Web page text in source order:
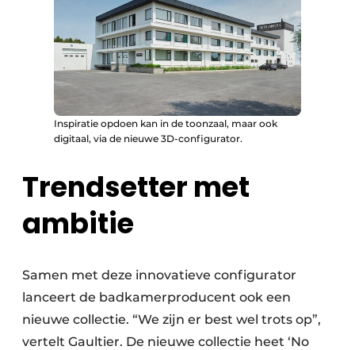
Inspiratie opdoen kan in de toonzaal, maar ook
digitaal, via de nieuwe 3D-configurator.
Trendsetter met
ambitie
Samen met deze innovatieve configurator
lanceert de badkamerproducent ook een
nieuwe collectie. “We zijn er best wel trots op”,
vertelt Gaultier. De nieuwe collectie heet ‘No